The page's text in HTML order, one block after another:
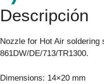
Descripción
Nozzle for Hot Air soldering
861DW/DE/713/TR1300.
Dimensions: 14×20 mm